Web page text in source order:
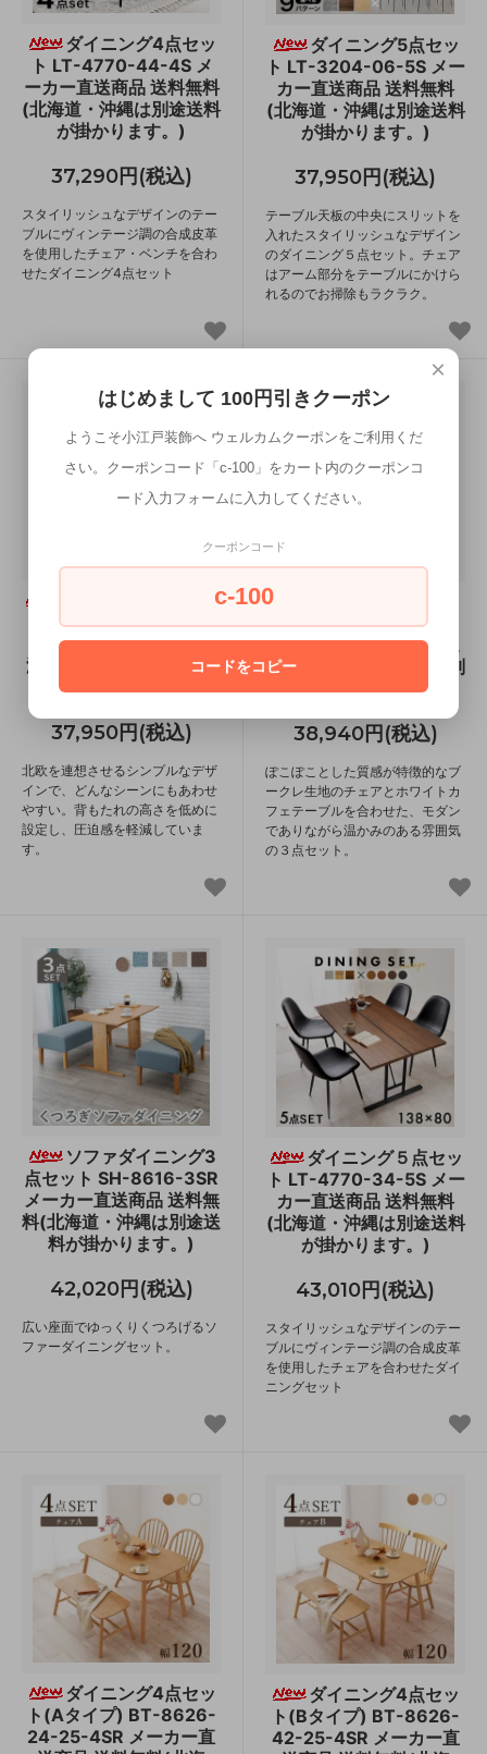
ダイニング4点セッ
ト LT-4770-44-4S メ
ーカー直送商品 送料無料
(北海道・沖縄は別途送料
が掛かります。)
37,290円(税込)
スタイリッシュなデザインのテー
ブルにヴィンテージ調の合成皮革
を使用したチェア・ベンチを合わ
せたダイニング4点セット
ダイニング5点セッ
ト LT-3204-06-5S メー
カー直送商品 送料無料
(北海道・沖縄は別途送料
が掛かります。)
37,950円(税込)
テーブル天板の中央にスリットを
入れたスタイリッシュなデザイン
のダイニング５点セット。チェア
はアーム部分をテーブルにかけら
れるのでお掃除もラクラク。
ダイニング５点セッ
ト SH-8618-5SR メーカ
ー直送商品 送料無料(北
海道・沖縄は別途送料が
37,950円(税込)
北欧を連想させるシンプルなデザ
インで、どんなシーンにもあわせ
やすい。背もたれの高さを低めに
設定し、圧迫感を軽減していま
す。
点セット LT-4931-47-
3S メーカー直送商品 送
料無料(北海道・沖縄は別
途送料が掛かります。)
38,940円(税込)
ぽこぽことした質感が特徴的なブ
ークレ生地のチェアとホワイトカ
フェテーブルを合わせた、モダン
でありながら温かみのある雰囲気
の３点セット。
ソファダイニング3
点セット SH-8616-3SR
メーカー直送商品 送料無
料(北海道・沖縄は別途送
料が掛かります。)
42,020円(税込)
広い座面でゆっくりくつろげるソ
ファーダイニングセット。
ダイニング５点セッ
ト LT-4770-34-5S メー
カー直送商品 送料無料
(北海道・沖縄は別途送料
が掛かります。)
43,010円(税込)
スタイリッシュなデザインのテー
ブルにヴィンテージ調の合成皮革
を使用したチェアを合わせたダイ
ニングセット
ダイニング4点セッ
ト(Aタイプ) BT-8626-
24-25-4SR メーカー直
ダイニング4点セッ
ト(Bタイプ) BT-8626-
42-25-4SR メーカー直
×
はじめまして 100円引きクーポン
ようこそ小江戸装飾へ ウェルカムクーポンをご利用くだ
さい。クーポンコード「c-100」をカート内のクーポンコ
ード入力フォームに入力してください。
クーポンコード
c-100
コードをコピー